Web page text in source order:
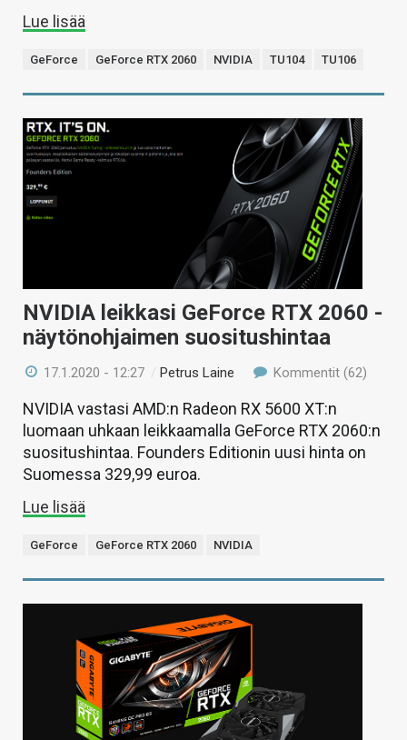
Lue lisää
GeForce GeForce RTX 2060 NVIDIA TU104 TU106
NVIDIA leikkasi GeForce RTX 2060 -
näytönohjaimen suositushintaa
17.1.2020 - 12:27 / Petrus Laine Kommentit (62)
NVIDIA vastasi AMD:n Radeon RX 5600 XT:n
luomaan uhkaan leikkaamalla GeForce RTX 2060:n
suositushintaa. Founders Editionin uusi hinta on
Suomessa 329,99 euroa.
Lue lisää
GeForce GeForce RTX 2060 NVIDIA